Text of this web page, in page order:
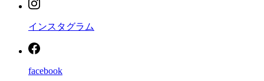
インスタグラム
facebook